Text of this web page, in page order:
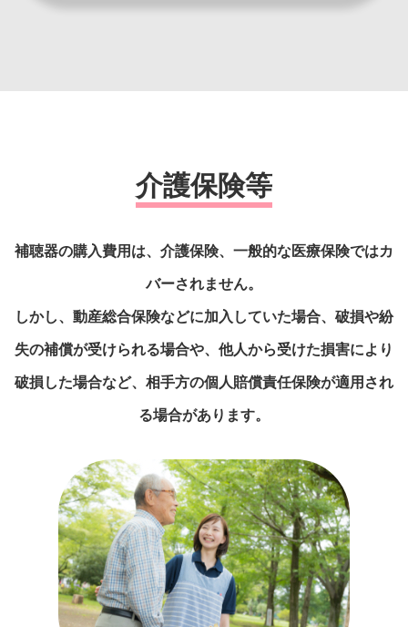
介護保険等
補聴器の購入費用は、介護保険、 一般的な医療保険ではカ
バーされません。
しかし、動産総合保険などに加入していた場合、 破損や紛
失の補償が受けられる場合や、 他人から受けた損害により
破損した場合など、 相手方の個人賠償責任保険が適用され
る場合があります。